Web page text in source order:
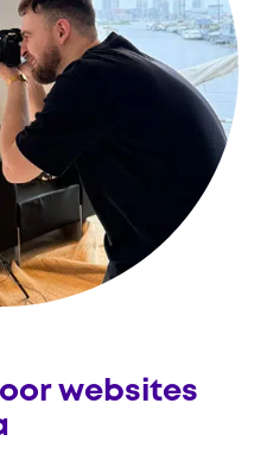
websites